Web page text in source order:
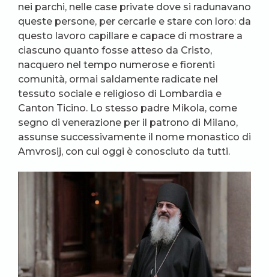
nei parchi, nelle case private dove si radunavano
queste persone, per cercarle e stare con loro: da
questo lavoro capillare e capace di mostrare a
ciascuno quanto fosse atteso da Cristo,
nacquero nel tempo numerose e fiorenti
comunità, ormai saldamente radicate nel
tessuto sociale e religioso di Lombardia e
Canton Ticino. Lo stesso padre Mikola, come
segno di venerazione per il patrono di Milano,
assunse successivamente il nome monastico di
Amvrosij, con cui oggi è conosciuto da tutti.